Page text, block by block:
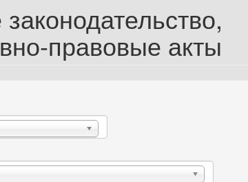
правовые акты